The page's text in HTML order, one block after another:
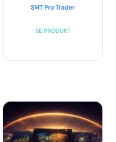
SMT Pro Trader
SE PRODUKT